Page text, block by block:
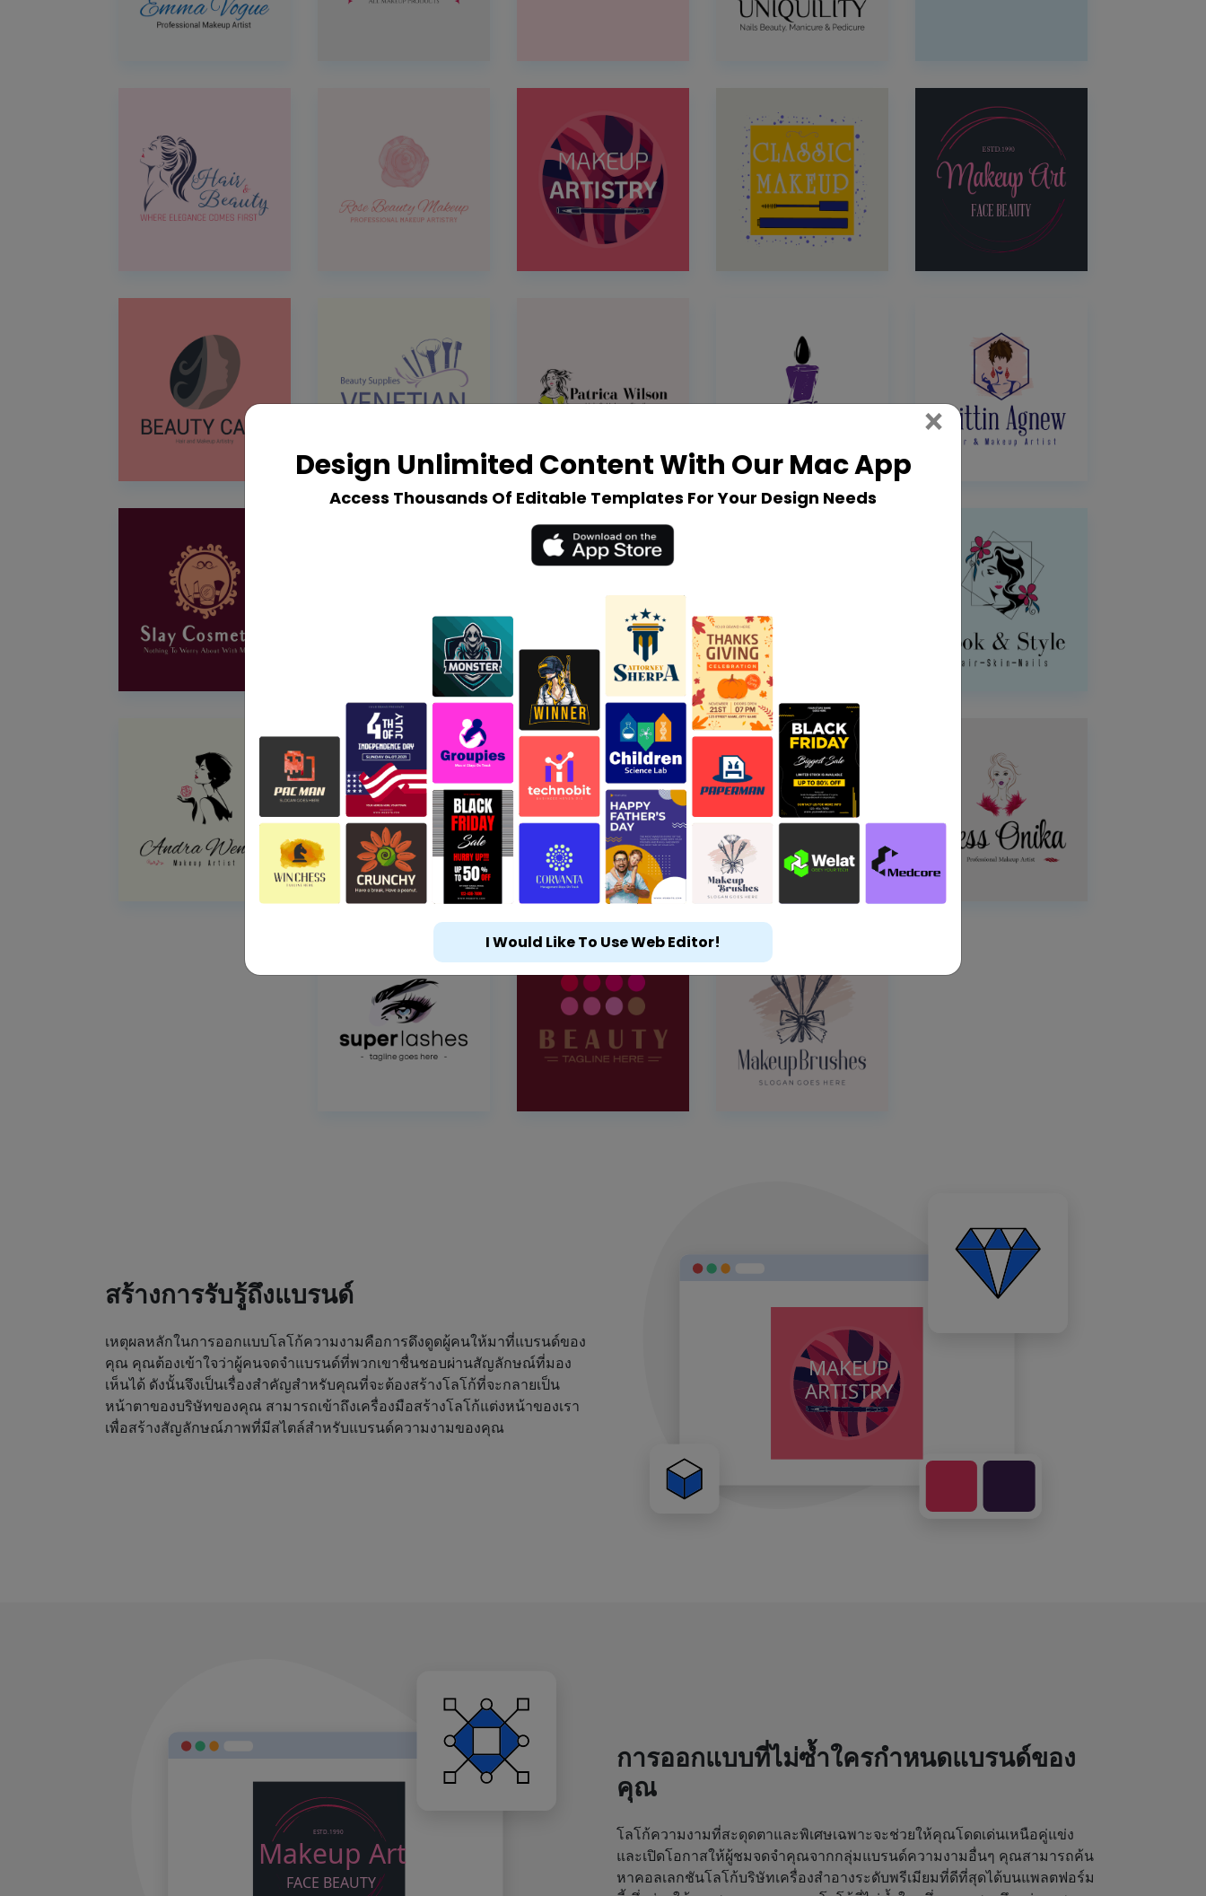
สร้างการรับรู้ถึงแบรนด์
เหตุผลหลักในการออกแบบโลโก้ความงามคือการดึงดูดผู้คนให้มาที่แบรนด์ของ
คุณ คุณต้องเข้าใจว่าผู้คนจดจำแบรนด์ที่พวกเขาชื่นชอบผ่านสัญลักษณ์ที่มอง
เห็นได้ ดังนั้นจึงเป็นเรื่องสำคัญสำหรับคุณที่จะต้องสร้างโลโก้ที่จะกลายเป็น
หน้าตาของบริษัทของคุณ สามารถเข้าถึงเครื่องมือสร้างโลโก้แต่งหน้าของเรา
เพื่อสร้างสัญลักษณ์ภาพที่มีสไตล์สำหรับแบรนด์ความงามของคุณ
การออกแบบที่ไม่ซ้ำใครกำหนดแบรนด์ของ
คุณ
โลโก้ความงามที่สะดุดตาและพิเศษเฉพาะจะช่วยให้คุณโดดเด่นเหนือคู่แข่ง
และเปิดโอกาสให้ผู้ชมจดจำคุณจากกลุ่มแบรนด์ความงามอื่นๆ คุณสามารถค้น
หาคอลเลกชันโลโก้บริษัทเครื่องสำอางระดับพรีเมียมที่ดีที่สุดได้บนแพลตฟอร์ม
Design Unlimited Content With Our Mac App
Access Thousands Of Editable Templates For Your Design Needs
× Close
I Would Like To Use Web Editor!